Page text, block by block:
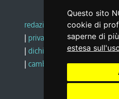
Questo sito
cookie di
saperne di
estesa
redazione web |note legali
| privacy
social media
| dichiarazione di
| cambio preferenze cookie